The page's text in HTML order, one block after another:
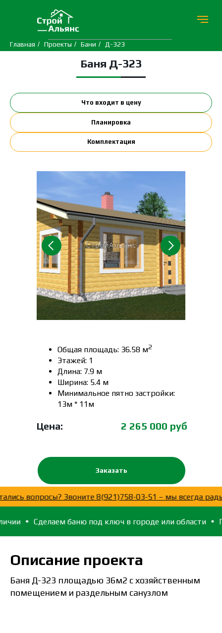
Главная / Проекты / Бани / Д-323
Баня Д-323
Что входит в цену
Планировка
Комплектация
2 265 000 руб
Цена:
Общая площадь: 36.58 м2
Этажей: 1
Длина: 7.9 м
Ширина: 5.4 м
Минимальное пятно застройки:
13м * 11м
Заказать
Остались вопросы? Звоните 8(921)758-03-51 – мы
баню под ключ в городе или области Печи,
Описание проекта
Баня Д-323 площадью 36м2 с хозяйственным
помещением и раздельным санузлом